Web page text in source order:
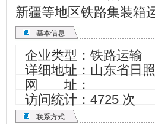
新疆等地区铁路集装箱
基本信息
企业类型：铁路运输
详细地址：山东省日
网 址：
访问统计：4725 次
联系方式